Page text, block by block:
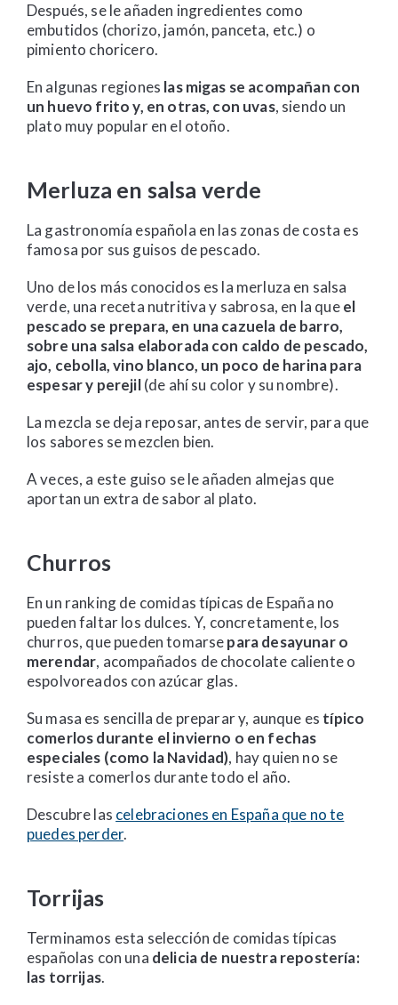
Después, se le añaden ingredientes como
embutidos (chorizo, jamón, panceta, etc.) o
pimiento choricero.
En algunas regiones las migas se acompañan con
un huevo frito y, en otras, con uvas, siendo un
plato muy popular en el otoño.
Merluza en salsa verde
La gastronomía española en las zonas de costa es
famosa por sus guisos de pescado.
Uno de los más conocidos es la merluza en salsa
verde, una receta nutritiva y sabrosa, en la queel
pescado se prepara, en una cazuela de barro,
sobre una salsa elaborada con caldo de pescado,
ajo, cebolla, vino blanco, un poco de harina para
espesar y perejil(de ahí su color y su nombre).
La mezcla se deja reposar, antes de servir, para que
los sabores se mezclen bien.
A veces, a este guiso se le añaden almejas que
aportan un extra de sabor al plato.
Churros
En un ranking de comidas típicas de España no
pueden faltar los dulces. Y, concretamente, los
churros, que pueden tomarsepara desayunar o
merendar, acompañados de chocolate caliente o
espolvoreados con azúcar glas.
Su masa es sencilla de preparar y, aunque es típico
comerlos durante el invierno o en fechas
especiales (como la Navidad), hay quien no se
resiste a comerlos durante todo el año.
Descubre las celebraciones en España que no te
puedes perder.
Torrijas
Terminamos esta selección de comidas típicas
españolas con una delicia de nuestra repostería:
las torrijas.